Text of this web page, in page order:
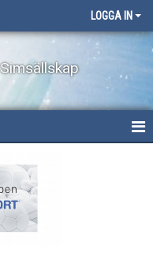
LOGGA IN